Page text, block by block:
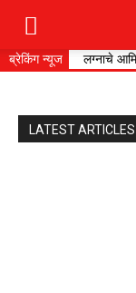
ब्रेकिंग न्यूज लग्नाचे
LATEST ARTICLES